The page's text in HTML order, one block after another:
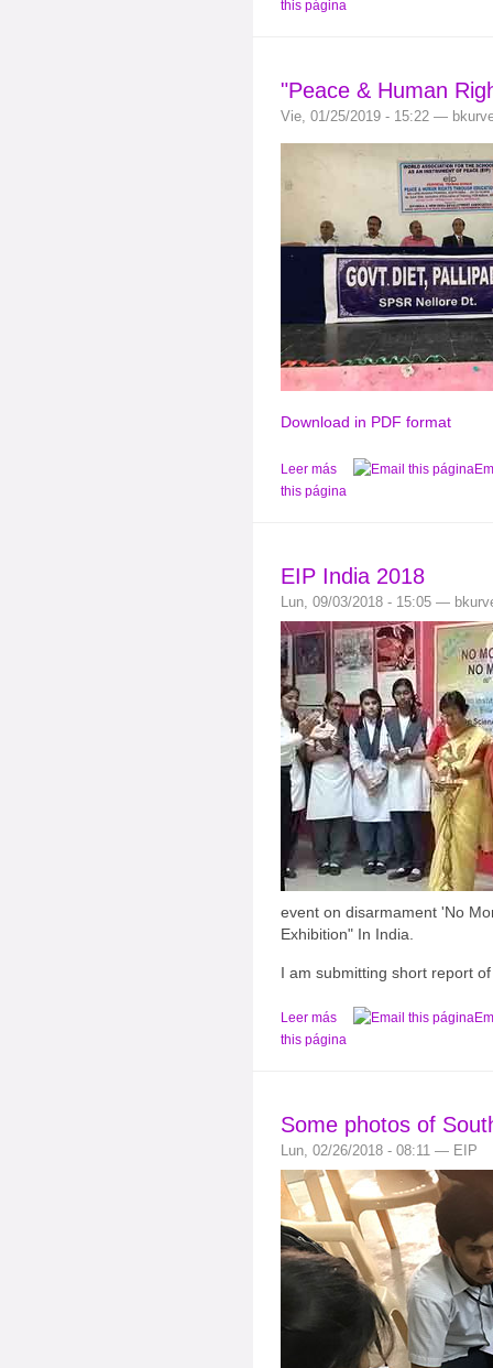
this página
"Peace & Human
Vie, 01/25/2019 - 15:22 —
Download in PDF format
Leer más
this página
EIP India 2018
Lun, 09/03/2018 - 15:05 —
event on disarmament 'No
Exhibition" In India.
I am submitting short report
Leer más
this página
Some photos of
Lun, 02/26/2018 - 08:11 — EIP